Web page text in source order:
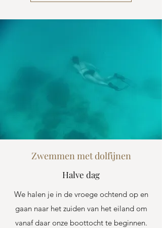
Zwemmen met dolfijnen
Halve dag
We halen je in de vroege ochtend op en
gaan naar het zuiden van het eiland om
vanaf daar onze boottocht te beginnen.